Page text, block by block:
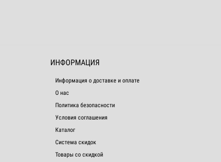
ИНФОРМАЦИЯ
Информация о доставке и оплате
О нас
Политика безопасности
Условия соглашения
Каталог
Система скидок
Товары со скидкой